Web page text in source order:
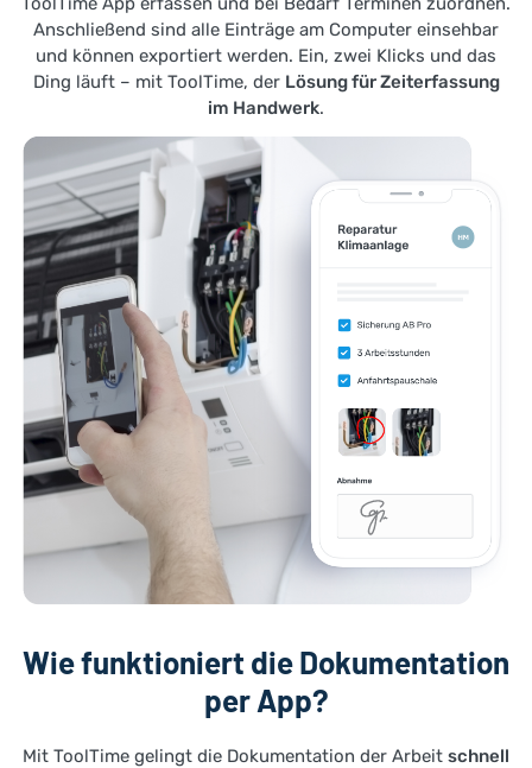
Anschließend sind alle Einträge am Computer einsehbar
und können exportiert werden. Ein, zwei Klicks und das
Ding läuft – mit ToolTime, der Lösung für Zeiterfassung
im Handwerk.
Wie funktioniert die Dokumentation
per App?
Mit ToolTime gelingt die Dokumentation der Arbeit schnell